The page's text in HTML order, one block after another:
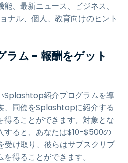
、最新ニュース、ビジネス、
ナル、個人、教育向けのヒント
ラム - 報酬をゲット
紹介プログラムを導
、同僚をSplashtopに紹介する
得ることができます。対象とな
すると、あなたは$10-$500の
け取り、彼らはサブスクリプ
得ることができます。